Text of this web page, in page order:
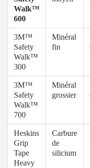
Walk™
600
3M™
Safety
Walk™
300
Minéral
fin
3M™
Safety
Walk™
700
Minéral
grossier
Heskins
Grip
Tape
Heavy
Carbure
de
silicium